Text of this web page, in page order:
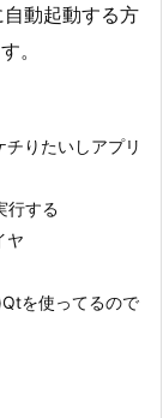
動起動する方
。
りたいしアプリ
行する
ヤ
を使ってるので